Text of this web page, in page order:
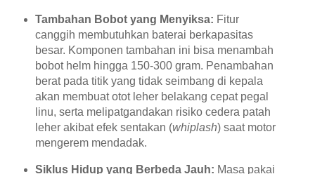
Tambahan Bobot yang Menyiksa: Fitur
canggih membutuhkan baterai berkapasitas
besar. Komponen tambahan ini bisa menambah
bobot helm hingga 150-300 gram. Penambahan
berat pada titik yang tidak seimbang di kepala
akan membuat otot leher belakang cepat pegal
linu, serta melipatgandakan risiko cedera patah
leher akibat efek sentakan (whiplash) saat motor
mengerem mendadak.
Siklus Hidup yang Berbeda Jauh: Masa pakai